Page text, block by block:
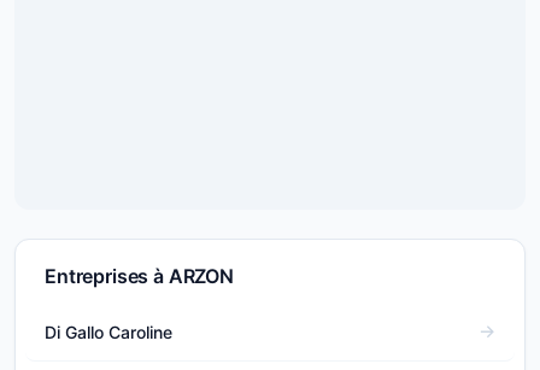
Entreprises à ARZON
Di Gallo Caroline